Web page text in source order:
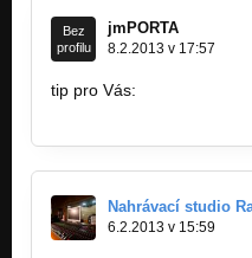
Bez
profilu
jmPORTA
8.2.2013 v 17:57
tip pro Vás:
Nahrávací studio
6.2.2013 v 15:59